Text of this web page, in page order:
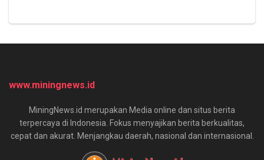
www.miningnews.id
MiningNews.id merupakan Media online dan situs berita
terpercaya di Indonesia. Fokus menyajikan berita berkualitas,
cepat dan akurat. Menjangkau daerah, nasional dan internasional.